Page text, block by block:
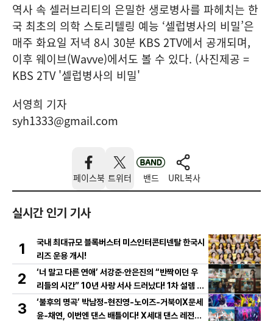
역사 속 셀러브리티의 은밀한 생로병사를 파헤치는 한
국 최초의 의학 스토리텔링 예능 ‘셀럽병사의 비밀’은
매주 화요일 저녁 8시 30분 KBS 2TV에서 공개되며,
이후 웨이브(Wavve)에서도 볼 수 있다. (사진제공 =
KBS 2TV '셀럽병사의 비밀'
서영희 기자
syh1333@gmail.com
페이스북 트위터 밴드 URL복사
실시간 인기 기사
1
국내 최대규모 블록버스터 미스인터콘티넨탈 한국시
리즈 운용 개시!
2
‘너 말고 다른 연애’ 서강준·안은진의 “반짝이던 우
리들의 시간” 10년 사랑 서사 드러났다! 1차 설렘 티
저 영상 공개!
3
‘불후의 명곡’ 박남정-현진영-노이즈-거북이X문세
윤-채연, 이번엔 댄스 배틀이다! X세대 댄스 레전드